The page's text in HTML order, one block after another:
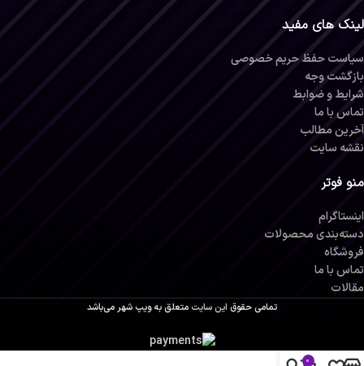
لینک های مفید
سیاست حفظ حریم خصوصی
بازگشت وجه
شرایط و ضوابط
تماس با ما
آخرین مطالب
نقشه سایت
منو فوتر
اینستاگرام
دسته‌بندی محصولات
فروشگاه
تماس با ما
مقالات
تمامی حقوق این سایت متعلق بهویپ شهرمی‌باشد
0